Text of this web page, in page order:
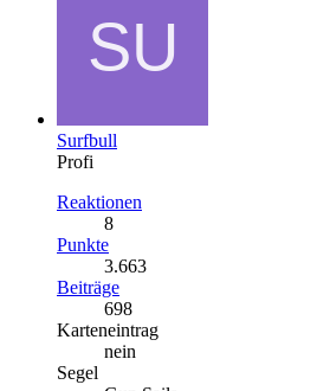
Surfbull
Profi
Reaktionen
8
Punkte
3.663
Beiträge
698
Karteneintrag
nein
Segel